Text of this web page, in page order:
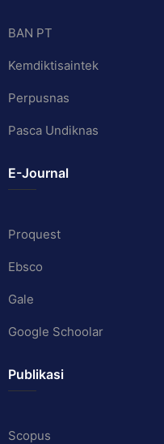
BAN PT
Kemdiktisaintek
Perpusnas
Pasca Undiknas
E-Journal
Proquest
Ebsco
Gale
Google Schoolar
Publikasi
Scopus